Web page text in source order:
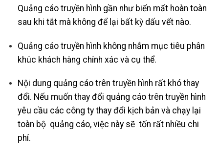
Quảng cáo truyền hình gần như biến mất hoàn toàn
sau khi tắt mà không để lại bất kỳ dấu vết nào.
Quảng cáo truyền hình không nhắm mục tiêu phân
khúc khách hàng chính xác và cụ thể.
Nội dung quảng cáo trên truyền hình rất khó thay
đổi. Nếu muốn thay đổi quảng cáo trên truyền hình
yêu cầu các công ty thay đổi kịch bản và chạy lại
toàn bộ quảng cáo, việc này sẽ tốn rất nhiều chi
phí.